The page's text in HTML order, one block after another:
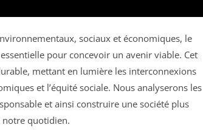
sociaux et économiques, le
pour concevoir un avenir viable. Cet
mettant en lumière les interconnexions
et l’équité sociale. Nous analyserons les
et ainsi construire une société plus
notre quotidien.